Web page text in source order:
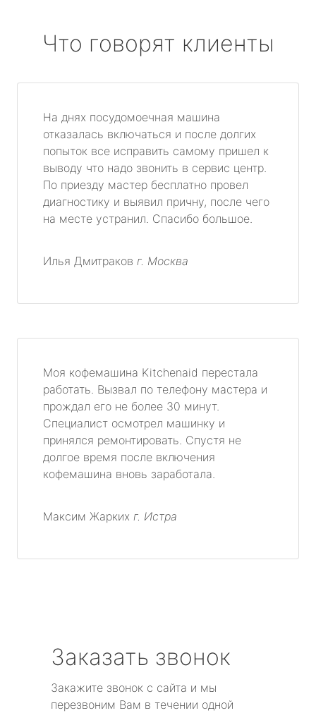
Что говорят клиенты
На днях посудомоечная машина
отказалась включаться и после долгих
попыток все исправить самому пришел к
выводу что надо звонить в сервис центр.
По приезду мастер бесплатно провел
диагностику и выявил причну, после чего
на месте устранил. Спасибо большое.
Илья Дмитраков г. Москва
Моя кофемашина Kitchenaid перестала
работать. Вызвал по телефону мастера и
прождал его не более 30 минут.
Специалист осмотрел машинку и
принялся ремонтировать. Спустя не
долгое время после включения
кофемашина вновь заработала.
Максим Жарких г. Истра
Заказать звонок
Закажите звонок с сайта и мы
перезвоним Вам в течении одной